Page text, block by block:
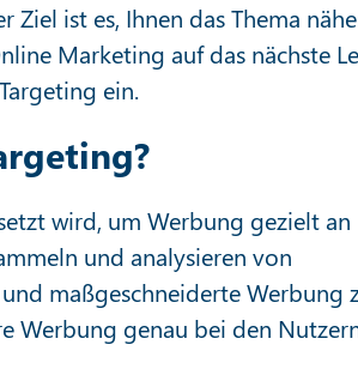
Ziel ist es, Ihnen das Thema
Marketing auf das nächste
ein.
wird, um Werbung gezielt an
und analysieren von
maßgeschneiderte Werbung
Werbung genau bei den